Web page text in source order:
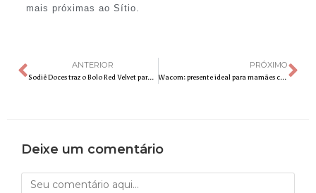
mais próximas ao Sítio.
ANTERIOR
Sodiê Doces traz o Bolo Red Velvet para adoçar o Dia das Mães
PRÓXIMO
Wacom: presente ideal para mamães criativas e educadoras
Deixe um comentário